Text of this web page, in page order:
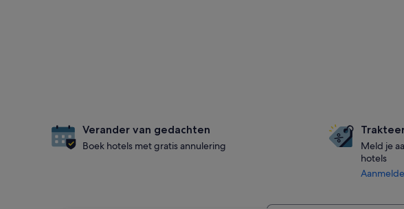
Verander van gedachten
Boek hotels met gratis annulering
Meld je
hotels